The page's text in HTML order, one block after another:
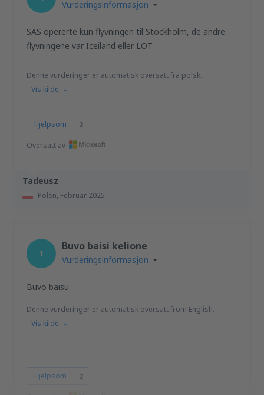
Tadeusz
Polen, Februar 2025
Vurderingsinformasjon
SAS opererte kun flyvningen til Stockholm, de andre
flyvningene var Iceiland eller LOT
Denne vurderinger er automatisk oversatt fra polsk.
Vis kilde
Hjelpsom 2
Oversatt av
1
Buvo baisi kelione
Vurderingsinformasjon
Buvo baisu
Denne vurderinger er automatisk oversatt from English.
Vis kilde
Hjelpsom 2